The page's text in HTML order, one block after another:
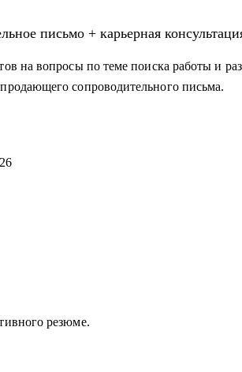
письмо + карьерная
на вопросы по теме поиска работы и
сопроводительного письма.
резюме.